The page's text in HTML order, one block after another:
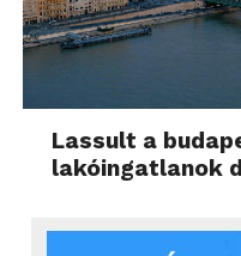
Lassult a
lakóingatlanok